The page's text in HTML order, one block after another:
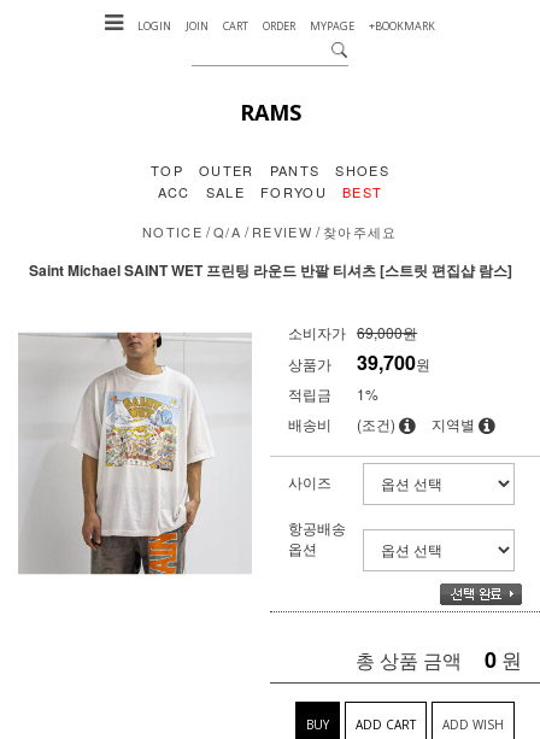
LOGIN JOIN CART ORDER MYPAGE +BOOKMARK
RAMS
TOP OUTER PANTS
SHOES
ACC
SALE FORYOU BEST
NOTICE /Q/A /REVIEW /찾아주세요
Saint Michael SAINT WET 프린팅 라운드 반팔 티셔츠 [스트릿 편집샵 람스]
소비자가 69,000원
상품가
39,700원
적립금
1%
배송비
(조건) 지역별
사이즈
항공배송
옵션
총 상품 금액 0 원
BUY ADD CART ADD WISH